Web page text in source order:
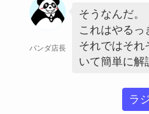
パンダ店長
そうなんだ。
これはやるっ
それではそれ
いて簡単に解
ラ